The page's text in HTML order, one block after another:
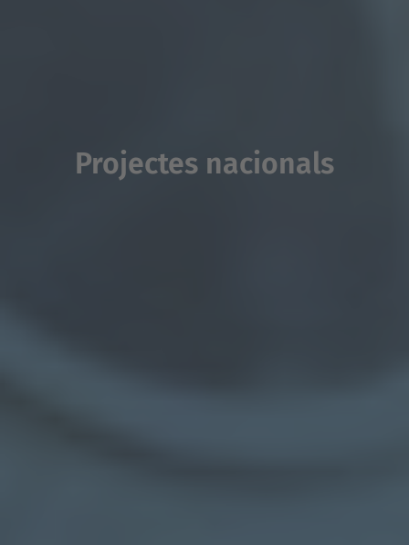
Projectes nacionals